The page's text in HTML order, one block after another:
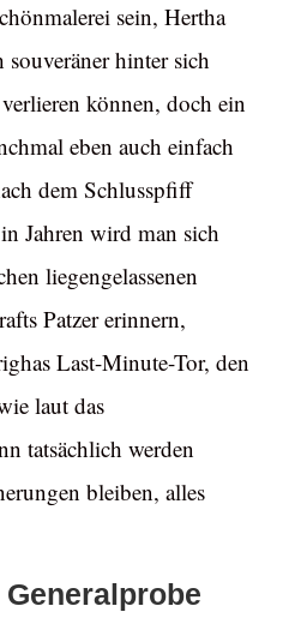
sein, Hertha
souveräner hinter sich
können, doch ein
eben auch einfach
dem Schlusspfiff
Jahren wird man sich
liegengelassenen
Patzer erinnern,
Last-Minute-Tor, den
laut das
tatsächlich werden
bleiben, alles